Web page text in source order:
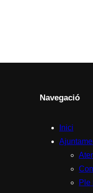
Navegació
Inici
Ple